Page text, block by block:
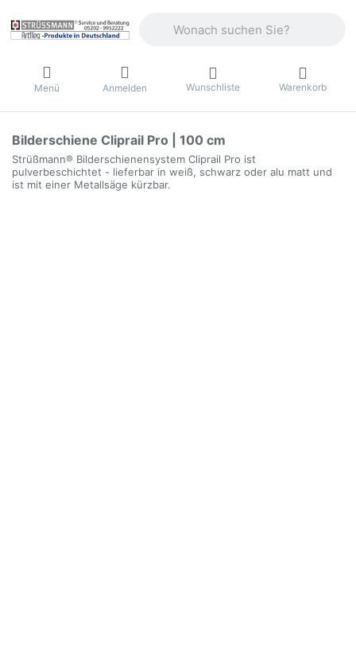
Menü Anmelden Wunschliste Warenkorb
Bilderschiene Cliprail Pro | 100 cm
Strüßmann® Bilderschienensystem Cliprail Pro ist
pulverbeschichtet - lieferbar in weiß, schwarz oder alu matt und
ist mit einer Metallsäge kürzbar.